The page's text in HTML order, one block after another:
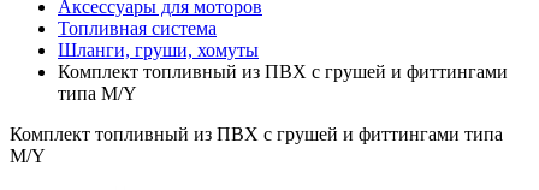
Аксессуары для моторов
Топливная система
Шланги, груши, хомуты
Комплект топливный из ПВХ с грушей и фиттингами
типа M/Y
Комплект топливный из ПВХ с грушей и фиттингами типа
M/Y